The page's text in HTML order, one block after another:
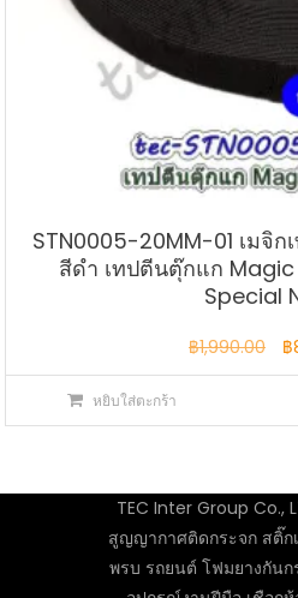
STN0005-20MM-01 เมจิก
สีดำ เทปตีนตุ๊กแก
Special
฿1,990.00 ฿
หยิบใส่ตะกร้า
TEC Inter Group Co.,
สูญญากาศติดกระจก สติ๊
พรบ รถยนต์ โฟมยางกันก